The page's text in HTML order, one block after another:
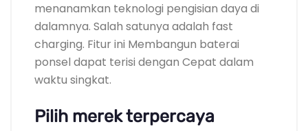
menanamkan teknologi pengisian daya di
dalamnya. Salah satunya adalah fast
charging. Fitur ini Membangun baterai
ponsel dapat terisi dengan Cepat dalam
waktu singkat.
Pilih merek terpercaya